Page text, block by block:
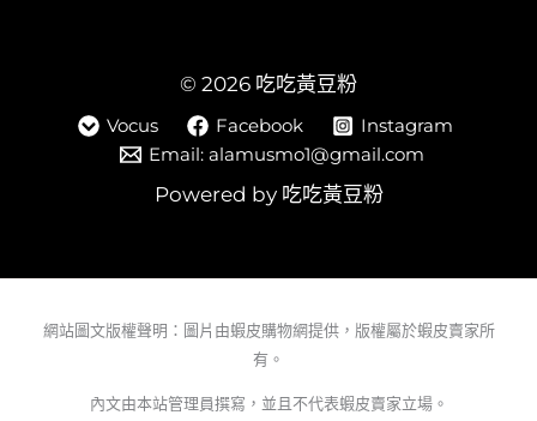
© 2026 吃吃黃豆粉
Vocus Facebook
Instagram
Email: alamusmo1@gmail.com
Powered by 吃吃黃豆粉
網站圖文版權聲明：圖片由蝦皮購物網提供，版權屬於蝦皮賣家所
有。
內文由本站管理員撰寫，並且不代表蝦皮賣家立場。